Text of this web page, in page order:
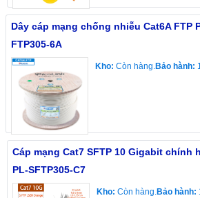
Dây cáp mạng chống nhiễu Cat6A FTP
FTP305-6A
Kho: Còn hàng.Bảo hành:
Cáp mạng Cat7 SFTP 10 Gigabit chính
PL-SFTP305-C7
Kho: Còn hàng.Bảo hành: